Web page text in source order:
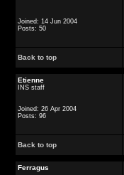
Joined: 14 Jun 2004
Posts: 50
Back to top
Etienne
INS staff
Joined: 26 Apr 2004
Posts: 96
Back to top
Ferragus